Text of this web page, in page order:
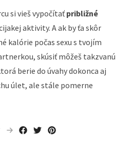
si vieš vypočítať približné
aktivity. A ak by ťa skôr
kalórie počas sexu s tvojím
skúsiť môžeš takzvanú
berie do úvahy dokonca aj
úlet, ale stále pomerne